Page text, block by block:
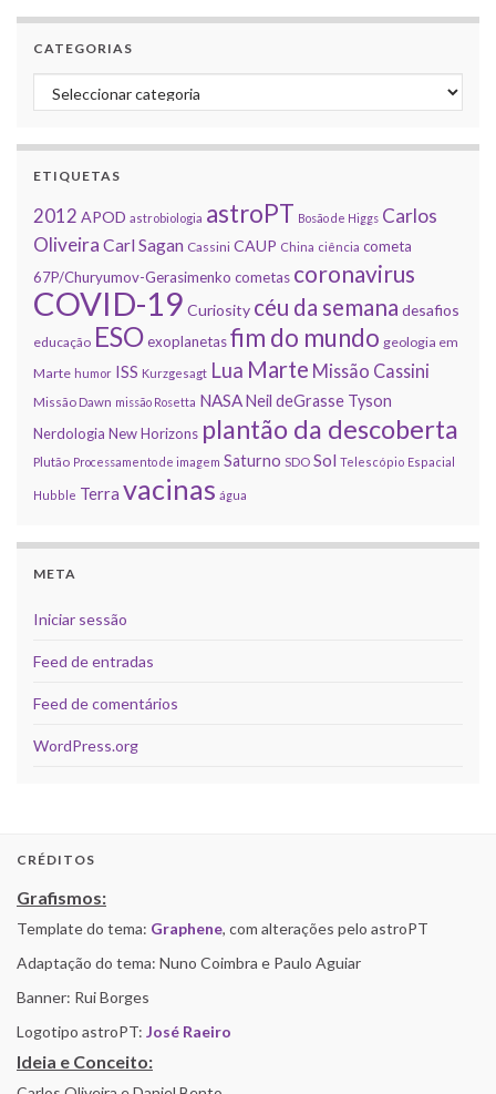
CATEGORIAS
Categorias
ETIQUETAS
2012 APOD astrobiologia astroPT Bosão de Higgs Carlos
Oliveira Carl Sagan Cassini CAUP China ciência cometa
67P/Churyumov-Gerasimenko cometas coronavirus
COVID-19 Curiosity céu da semana desafios
educação ESOexoplanetasfim do mundo geologia em
Marte humor ISS Kurzgesagt Lua Marte Missão Cassini
Missão Dawn missão Rosetta NASANeil deGrasse Tyson
Nerdologia New Horizons plantão da descoberta
Plutão Processamento de imagem Saturno SDO Sol Telescópio Espacial
Hubble Terra vacinas água
META
Iniciar sessão
Feed de entradas
Feed de comentários
WordPress.org
CRÉDITOS
Grafismos:
Template do tema: Graphene, com alterações pelo astroPT
Adaptação do tema: Nuno Coimbra e Paulo Aguiar
Banner: Rui Borges
Logotipo astroPT: José Raeiro
Ideia e Conceito: